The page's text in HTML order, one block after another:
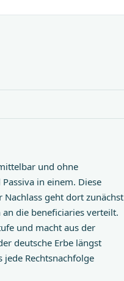
und ohne
in einem. Diese
geht dort zunächst
die beneficiaries verteilt.
und macht aus der
deutsche Erbe längst
jede Rechtsnachfolge